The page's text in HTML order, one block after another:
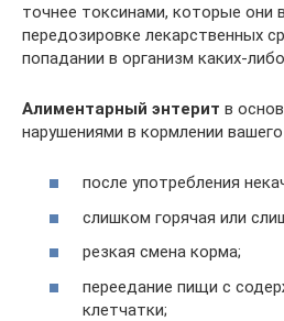
точнее токсинами, которые
передозировке лекарственных
попадании в организм каких-
Алиментарный энтерит в
нарушениями в кормлении
после употребления
слишком горячая или
резкая смена корма;
переедание пищи с
клетчатки;